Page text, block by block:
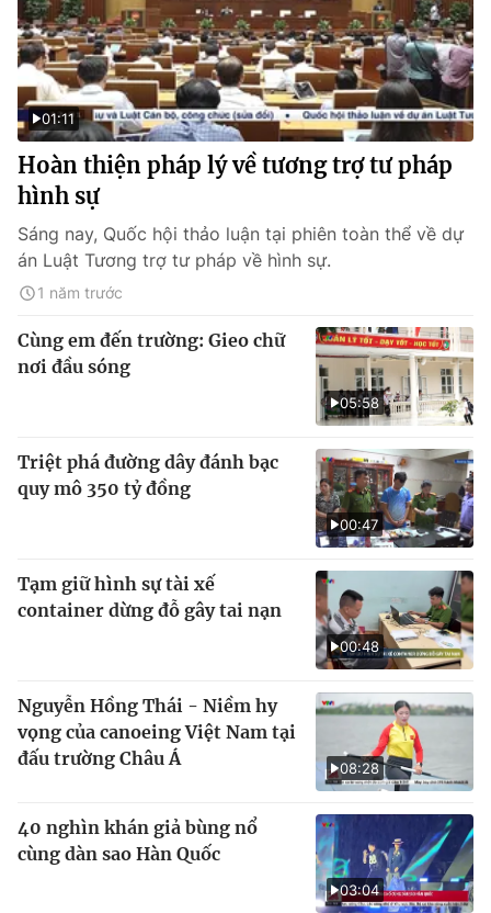
01:11
Hoàn thiện pháp lý về tương trợ tư pháp
hình sự
Sáng nay, Quốc hội thảo luận tại phiên toàn thể về dự
án Luật Tương trợ tư pháp về hình sự.
1 năm trước
05:58
Cùng em đến trường: Gieo chữ
nơi đầu sóng
00:47
Triệt phá đường dây đánh bạc
quy mô 350 tỷ đồng
00:48
Tạm giữ hình sự tài xế
container dừng đỗ gây tai nạn
08:28
Nguyễn Hồng Thái - Niềm hy
vọng của canoeing Việt Nam tại
đấu trường Châu Á
03:04
40 nghìn khán giả bùng nổ
cùng dàn sao Hàn Quốc